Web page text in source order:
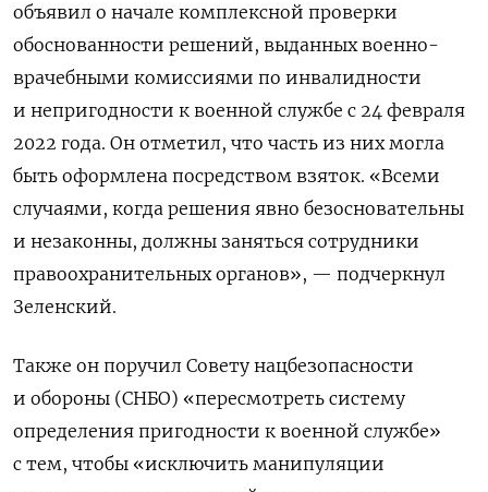
объявил о начале комплексной проверки
обоснованности решений, выданных военно-
врачебными комиссиями по инвалидности
и непригодности к военной службе с 24 февраля
2022 года. Он отметил, что часть из них могла
быть оформлена посредством взяток. «Всеми
случаями, когда решения явно безосновательны
и незаконны, должны заняться сотрудники
правоохранительных органов», — подчеркнул
Зеленский.
Также он поручил Совету нацбезопасности
и обороны (СНБО) «пересмотреть систему
определения пригодности к военной службе»
с тем, чтобы «исключить манипуляции